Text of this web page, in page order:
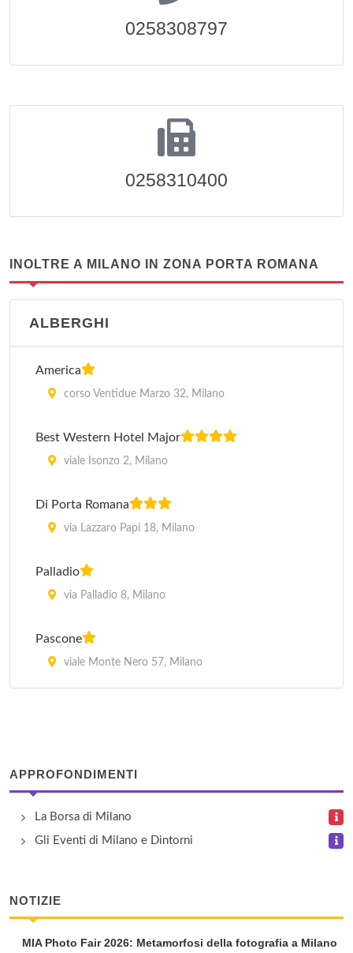
0258308797
0258310400
INOLTRE A MILANO IN ZONA PORTA ROMANA
ALBERGHI
America
corso Ventidue Marzo 32, Milano
Best Western Hotel Major
viale Isonzo 2, Milano
Di Porta Romana
via Lazzaro Papi 18, Milano
Palladio
via Palladio 8, Milano
Pascone
viale Monte Nero 57, Milano
Piacenza
Roma
Una Hotel Mediterraneo
APPROFONDIMENTI
La Borsa di Milano
Gli Eventi di Milano e Dintorni
NOTIZIE
MIA Photo Fair 2026: Metamorfosi della fotografia a Milano